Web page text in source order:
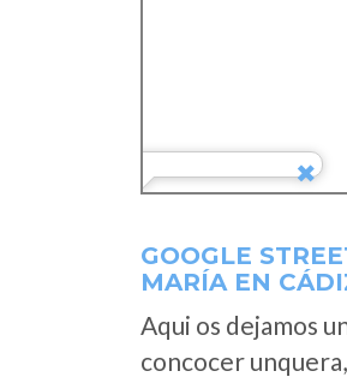
GOOGLE
MARÍA EN
Aqui os dejamos
concocer